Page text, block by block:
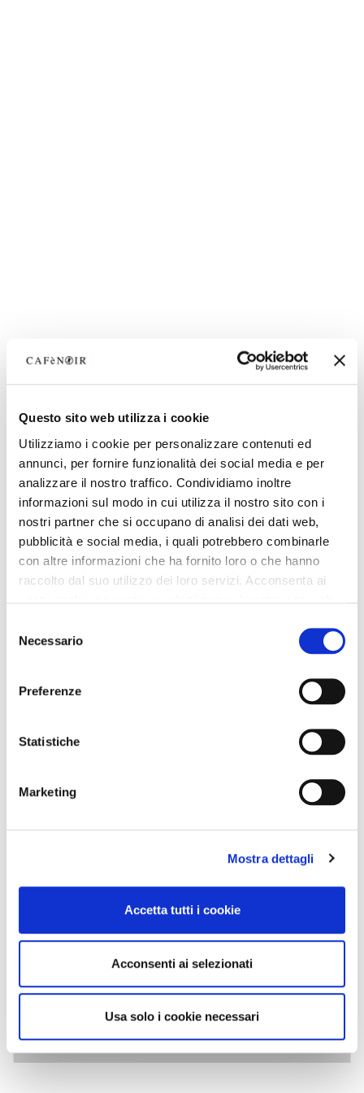
Questo sito web utilizza i cookie
Utilizziamo i cookie per personalizzare contenuti ed
annunci, per fornire funzionalità dei social media e per
analizzare il nostro traffico. Condividiamo inoltre
informazioni sul modo in cui utilizza il nostro sito con i
nostri partner che si occupano di analisi dei dati web,
pubblicità e social media, i quali potrebbero combinarle
con altre informazioni che ha fornito loro o che hanno
raccolto dal suo utilizzo dei loro servizi. Acconsenta ai
delNecessario
Preferenze
Statistiche
Marketing
Mostra dettagli
Accetta tutti i cookie
Acconsenti ai selezionati
Usa solo i cookie necessari